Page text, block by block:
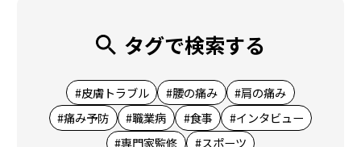
タグで検索する
#皮膚トラブル #腰の痛み
#肩の痛み
#痛み予防
#職業病 #食事
#インタビュー
#専門家監修
#スポーツ